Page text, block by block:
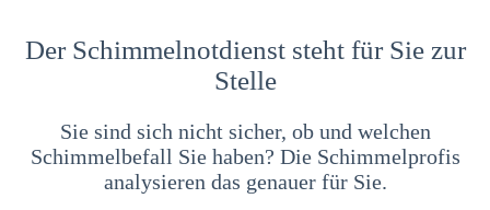
Der Schimmelnotdienst steht für Sie zur
Stelle
Sie sind sich nicht sicher, ob und welchen
Schimmelbefall Sie haben? Die Schimmelprofis
analysieren das genauer für Sie.